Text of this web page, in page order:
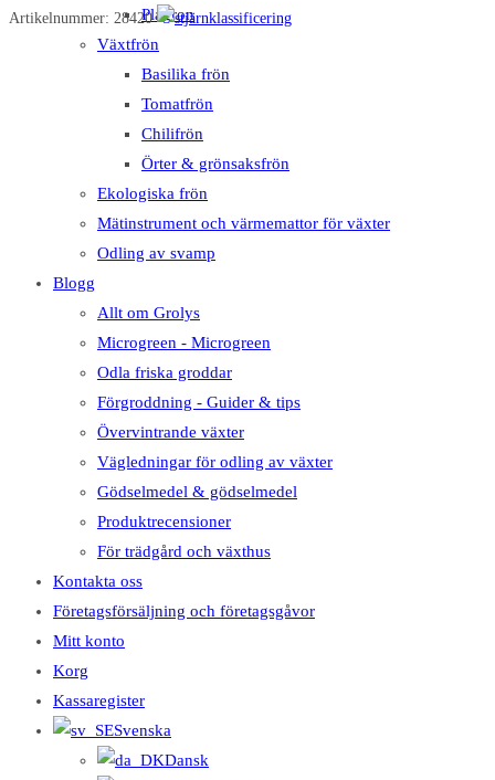
Plagron
Växtfrön
Basilika frön
Tomatfrön
Chilifrön
Örter & grönsaksfrön
Ekologiska frön
Mätinstrument och värmemattor för växter
Odling av svamp
Blogg
Allt om Grolys
Microgreen - Microgreen
Odla friska groddar
Förgroddning - Guider & tips
Övervintrande växter
Vägledningar för odling av växter
Gödselmedel & gödselmedel
Produktrecensioner
För trädgård och växthus
Kontakta oss
Företagsförsäljning och företagsgåvor
Mitt konto
Korg
Kassaregister
Svenska
Dansk
mängd
Artikelnummer: 28420